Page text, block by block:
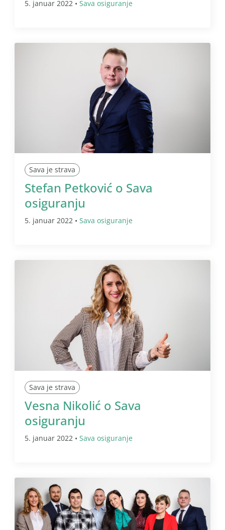
5. januar 2022 • Sava osiguranje
Sava je strava
Stefan Petković o Sava
osiguranju
5. januar 2022 • Sava osiguranje
Sava je strava
Vesna Nikolić o Sava
osiguranju
5. januar 2022 • Sava osiguranje